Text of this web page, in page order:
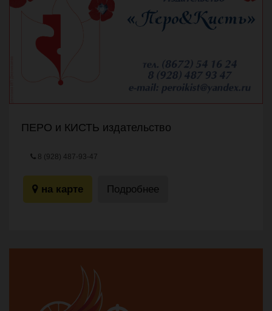
ПЕРО и КИСТЬ издательство
8 (928) 487-93-47
на карте Подробнее